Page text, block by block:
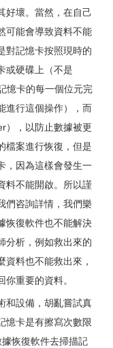
好壞。當然，在自己
可能會導致資料不能
對記憶卡按照現時的
或硬碟上（不是
憶卡的每一個位元完
進行這個操作），而
），以防止數據被更
檔案進行恢復，但是
，因為這樣會發生一
料不能開啟。所以謹
們咨詢詳情，我們樂
恢復軟件也不能解決
分析，例如救出來的
料也不能救出來，
重要的資料。
和設備，胡亂嘗試真
憶卡是有擦寫次數限
恢復軟件去掃描記